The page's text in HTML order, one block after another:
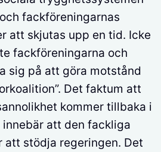
fackföreningarnas
att skjutas upp en tid. Icke
fackföreningarna och
sig på att göra motstånd
Det faktum att
kommer tillbaka i
att den fackliga
att stödja regeringen. Det